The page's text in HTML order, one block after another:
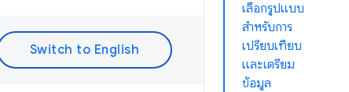
เลือกรูปแบบ
สําหรับการ
เปรียบเทียบ
และเตรียม
ข้อมูล